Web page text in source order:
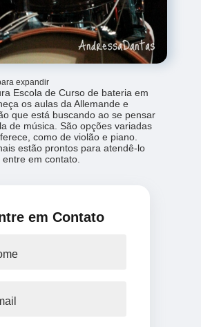
expandir
Escola de Curso de bateria em
os aulas da Allemande e
que está buscando ao se pensar
de música. São opções variadas
como de violão e piano.
estão prontos para atendê-lo
em contato.
em Contato